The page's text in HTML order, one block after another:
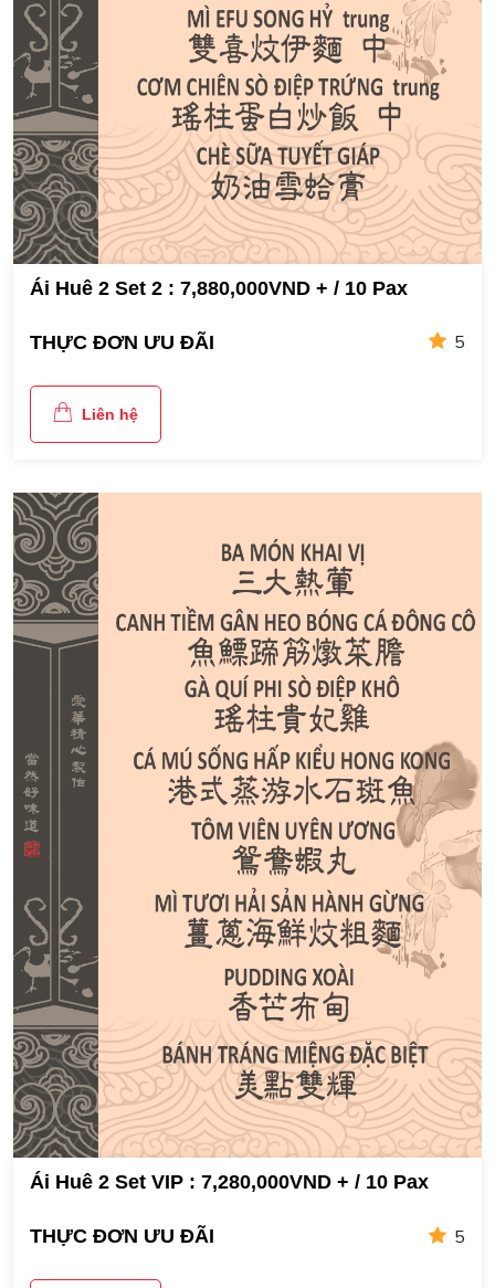
Ái Huê 2 Set 2 : 7,880,000VND + / 10 Pax
THỰC ĐƠN ƯU ĐÃI 5
Liên hệ
Ái Huê 2 Set VIP : 7,280,000VND + / 10 Pax
THỰC ĐƠN ƯU ĐÃI 5